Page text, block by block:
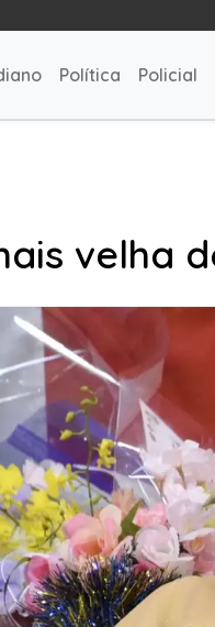
Política Policial
velha